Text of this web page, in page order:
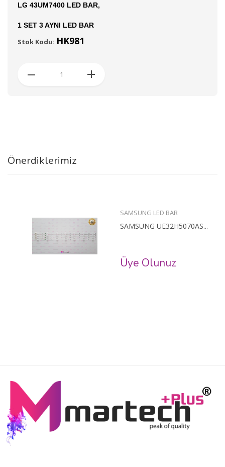
LG 43UM7400 LED BAR,
1 SET 3 AYNI LED BAR
Stok Kodu: HK981
Önerdiklerimiz
SAMSUNG LED BAR
SAMSUNG UE32H5070AS...
Üye Olunuz